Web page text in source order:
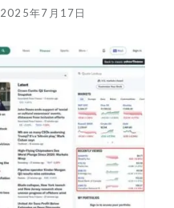
2025年7月17日